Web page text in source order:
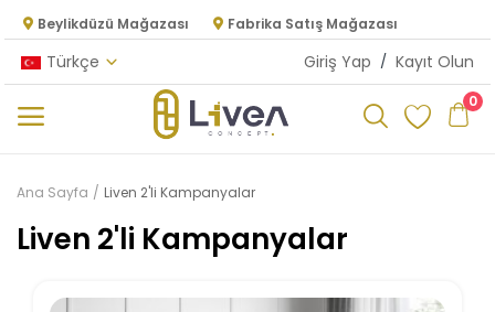
Beylikdüzü Mağazası Fabrika Satış Mağazası
Türkçe Giriş Yap / Kayıt Olun
0
Kategoriler
Ana Menü
Ana Sayfa Liven 2'li Kampanyalar
Liven 2'li Kampanyalar